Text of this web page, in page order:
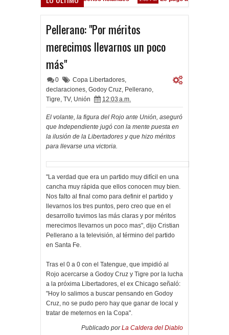
Pellerano: "Por méritos
merecimos llevarnos un poco
más"
0 Copa Libertadores,
declaraciones, Godoy Cruz, Pellerano,
Tigre, TV, Unión 12:03 a.m.
El volante, la figura del Rojo ante Unión, aseguró
que Independiente jugó con la mente puesta en
la ilusión de la Libertadores y que hizo méritos
para llevarse una victoria.
"La verdad que era un partido muy difícil en una
cancha muy rápida que ellos conocen muy bien.
Nos falto al final como para definir el partido y
llevarnos los tres puntos, pero creo que en el
desarrollo tuvimos las más claras y por méritos
merecimos llevarnos un poco mas", dijo Cristian
Pellerano a la televisión, al término del partido
en Santa Fe.
Tras el 0 a 0 con el Tatengue, que impidió al
Rojo acercarse a Godoy Cruz y Tigre por la lucha
a la próxima Libertadores, el ex Chicago señaló:
"Hoy lo salimos a buscar pensando en Godoy
Cruz, no se pudo pero hay que ganar de local y
tratar de meternos en la Copa".
Publicado porLa Caldera del Diablo